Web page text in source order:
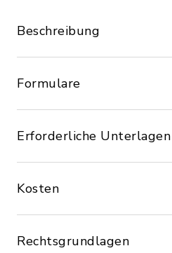
Beschreibung
Formulare
Erforderliche Unterlagen
Kosten
Rechtsgrundlagen